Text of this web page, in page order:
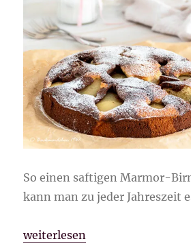
So einen saftigen Marmor-
kann man zu jeder Jahreszeit
„Marmor-Birnen Kuchen“
weiterlesen